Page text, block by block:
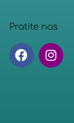
Pratite nas
F
a
I
n